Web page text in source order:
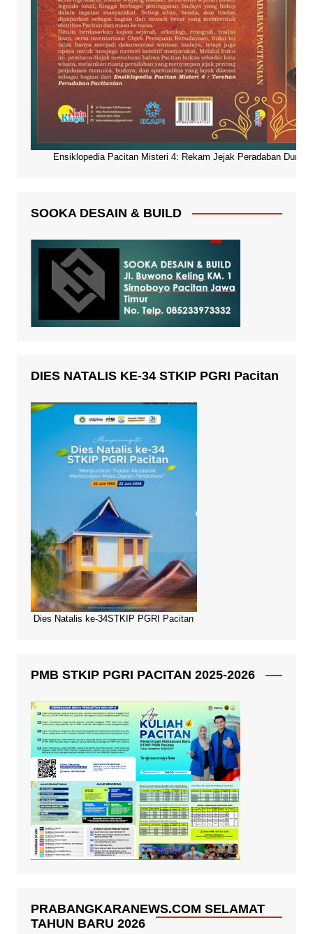
Ensiklopedia Pacitan Misteri 4: Rekam Jejak Peradaban Dunia
SOOKA DESAIN & BUILD
DIES NATALIS KE-34 STKIP PGRI Pacitan
Dies Natalis ke-34STKIP PGRI Pacitan
PMB STKIP PGRI PACITAN 2025-2026
PRABANGKARANEWS.COM SELAMAT
TAHUN BARU 2026